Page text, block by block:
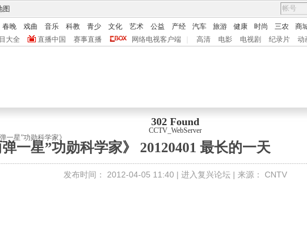
图
春晚 戏曲 音乐 科教 青少 文化 艺术 公益 产经 汽车 旅游 健康 时尚 三农
商
大全 直播中国 赛事直播 网络电视客户端 高清 电影 电视剧 纪录片 动
302 Found
CCTV_WebServer
弹一星”功勋科学家》
弹一星”功勋科学家》 20120401 最长的一天
发布时间： 2012-04-05 11:40 | 进入复兴论坛 | 来源： CNTV